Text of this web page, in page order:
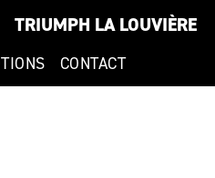
TRIUMPH LA LOUVIÈRE
CONTACT